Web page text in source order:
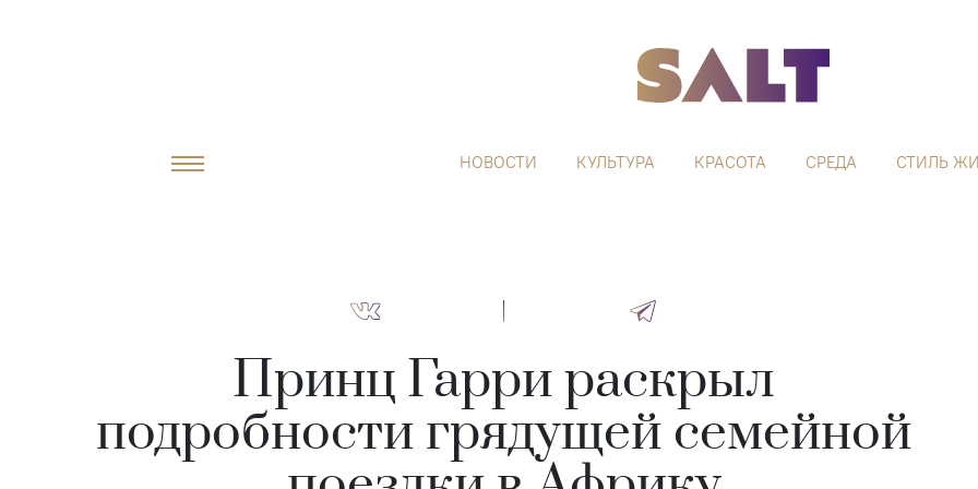
НОВОСТИ КУЛЬТУРА КРАСОТА СРЕДА СТИЛЬ
Принц Гарри раскрыл
подробности грядущей семейной